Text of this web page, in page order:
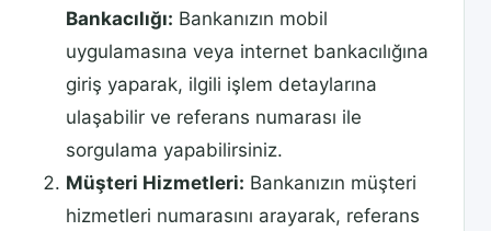
Bankacılığı: Bankanızın mobil
uygulamasına veya internet bankacılığına
giriş yaparak, ilgili işlem detaylarına
ulaşabilir ve referans numarası ile
sorgulama yapabilirsiniz.
Müşteri Hizmetleri: Bankanızın müşteri
hizmetleri numarasını arayarak, referans